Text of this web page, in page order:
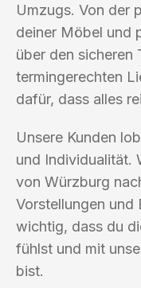
Umzugs. Von der
deiner Möbel und
über den sicheren
termingerechten
dafür, dass alles
Unsere Kunden
und Individualität.
von Würzburg
Vorstellungen und
wichtig, dass du
fühlst und mit
bist.